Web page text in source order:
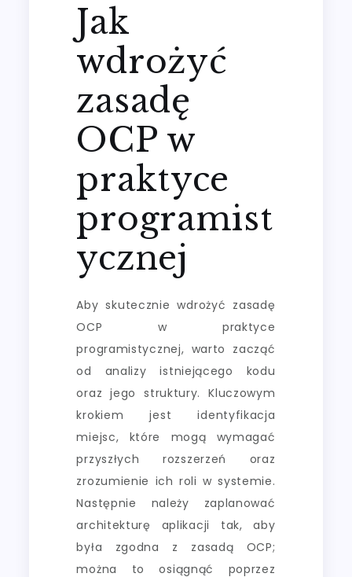
Jak
wdrożyć
zasadę
OCP w
praktyce
programist
ycznej
Aby skutecznie wdrożyć zasadę
OCP w praktyce
programistycznej, warto zacząć
od analizy istniejącego kodu
oraz jego struktury. Kluczowym
krokiem jest identyfikacja
miejsc, które mogą wymagać
przyszłych rozszerzeń oraz
zrozumienie ich roli w systemie.
Następnie należy zaplanować
architekturę aplikacji tak, aby
była zgodna z zasadą OCP;
można to osiągnąć poprzez